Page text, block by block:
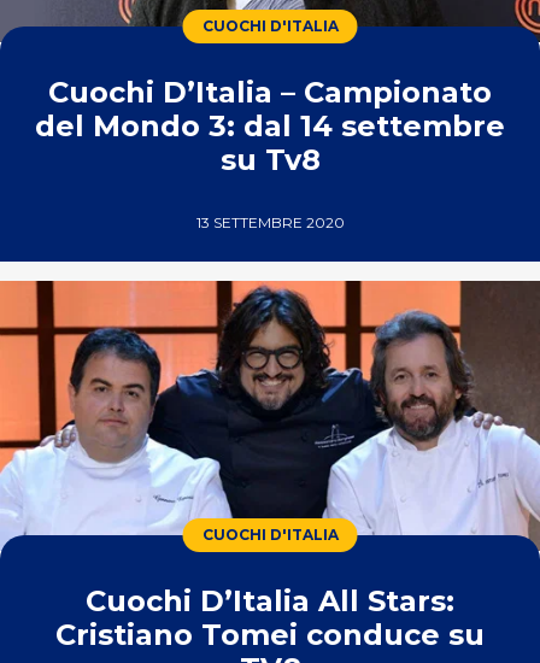
CUOCHI D'ITALIA
Cuochi D’Italia – Campionato
del Mondo 3: dal 14 settembre
su Tv8
13 SETTEMBRE 2020
CUOCHI D'ITALIA
Cuochi D’Italia All Stars:
Cristiano Tomei conduce su